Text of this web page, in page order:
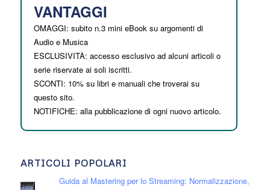
VANTAGGI
OMAGGI: subito n.3 mini eBook su argomenti di
Audio e Musica
ESCLUSIVITÀ: accesso esclusivo ad alcuni articoli o
serie riservate ai soli iscritti.
SCONTI: 10% su libri e manuali che troverai su
questo sito.
NOTIFICHE: alla pubblicazione di ogni nuovo articolo.
ARTICOLI POPOLARI
Guida al Mastering per lo Streaming: Normalizzazione,